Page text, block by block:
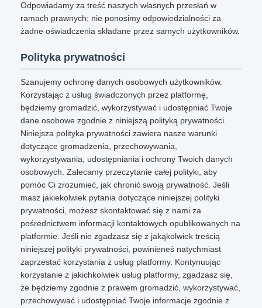
Odpowiadamy za treść naszych własnych przesłań w
ramach prawnych; nie ponosimy odpowiedzialności za
żadne oświadczenia składane przez samych użytkowników.
Polityka prywatności
Szanujemy ochronę danych osobowych użytkowników.
Korzystając z usług świadczonych przez platformę,
będziemy gromadzić, wykorzystywać i udostępniać Twoje
dane osobowe zgodnie z niniejszą polityką prywatności.
Niniejsza polityka prywatności zawiera nasze warunki
dotyczące gromadzenia, przechowywania,
wykorzystywania, udostępniania i ochrony Twoich danych
osobowych. Zalecamy przeczytanie całej polityki, aby
pomóc Ci zrozumieć, jak chronić swoją prywatność. Jeśli
masz jakiekolwiek pytania dotyczące niniejszej polityki
prywatności, możesz skontaktować się z nami za
pośrednictwem informacji kontaktowych opublikowanych na
platformie. Jeśli nie zgadzasz się z jakąkolwiek treścią
niniejszej polityki prywatności, powinieneś natychmiast
zaprzestać korzystania z usług platformy. Kontynuując
korzystanie z jakichkolwiek usług platformy, zgadzasz się,
że będziemy zgodnie z prawem gromadzić, wykorzystywać,
przechowywać i udostępniać Twoje informacje zgodnie z